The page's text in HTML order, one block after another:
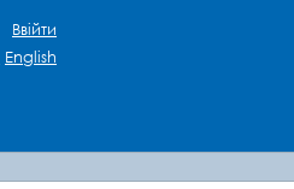
Ввійти
English